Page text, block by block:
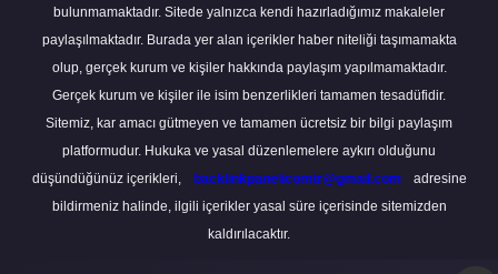
bulunmamaktadır. Sitede yalnızca kendi hazırladığımız makaleler
paylaşılmaktadır. Burada yer alan içerikler haber niteliği taşımamakta
olup, gerçek kurum ve kişiler hakkında paylaşım yapılmamaktadır.
Gerçek kurum ve kişiler ile isim benzerlikleri tamamen tesadüfidir.
Sitemiz, kar amacı gütmeyen ve tamamen ücretsiz bir bilgi paylaşım
platformudur. Hukuka ve yasal düzenlemelere aykırı olduğunu
düşündüğünüz içerikleri,
backlinkpanelicomtr@gmail.com
adresine
bildirmeniz halinde, ilgili içerikler yasal süre içerisinde sitemizden
kaldırılacaktır.